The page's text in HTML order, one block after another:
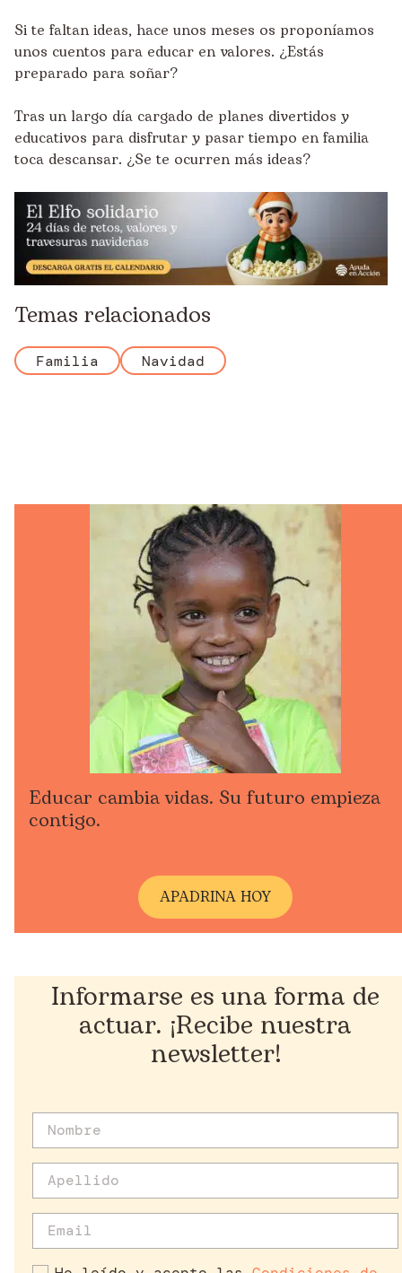
Si te faltan ideas, hace unos meses os proponíamos
unos cuentos para educar en valores. ¿Estás
preparado para soñar?
Tras un largo día cargado de planes divertidos y
educativos para disfrutar y pasar tiempo en familia
toca descansar. ¿Se te ocurren más ideas?
Temas relacionados
Familia Navidad
Educar cambia vidas. Su futuro empieza
contigo.
APADRINA HOY
Informarse es una forma de
actuar. ¡Recibe nuestra
newsletter!